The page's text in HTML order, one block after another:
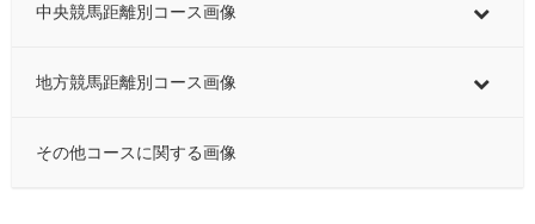
中央競馬距離別コース画像
地方競馬距離別コース画像
その他コースに関する画像